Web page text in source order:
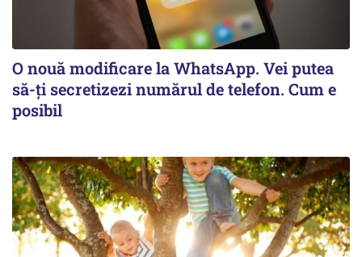
O nouă modificare la WhatsApp. Vei putea
să-ți secretizezi numărul de telefon. Cum e
posibil